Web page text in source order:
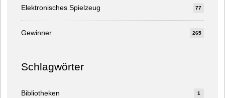
Elektronisches Spielzeug 77
Gewinner 265
Schlagwörter
Bibliotheken 1